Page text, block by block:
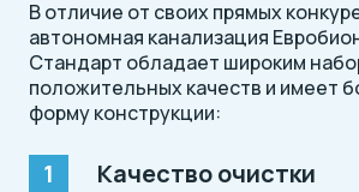
В отличие от своих прямых
автономная канализация
Стандарт обладает широким
положительных качеств и имеет
форму конструкции:
Качество очистки